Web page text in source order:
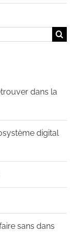
dans la
digital
sans dans